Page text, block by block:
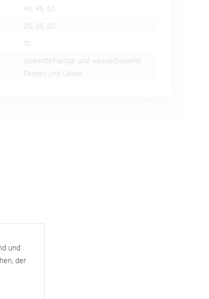
40, 45, 50
25, 35, 50
10
lösemittelhaltige und wasserbasierte
Farben und Lacke
und
der